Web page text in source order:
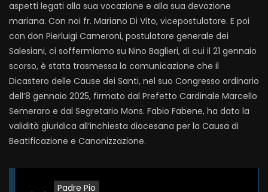
aspetti legati alla sua vocazione e alla sua devozione
mariana. Con noi fr. Mariano Di Vito, vicepostulatore. E poi
con don Pierluigi Cameroni, postulatore generale dei
Salesiani, ci soffermiamo su Nino Baglieri, di cui il 21 gennaio
scorso, è stata trasmessa la comunicazione che il
Dicastero delle Cause dei Santi, nel suo Congresso ordinario
dell’8 gennaio 2025, firmato dal Prefetto Cardinale Marcello
Semeraro e dal Segretario Mons. Fabio Fabene, ha dato la
validità giuridica all’inchiesta diocesana per la Causa di
Beatificazione e Canonizzazione.
Padre Pio